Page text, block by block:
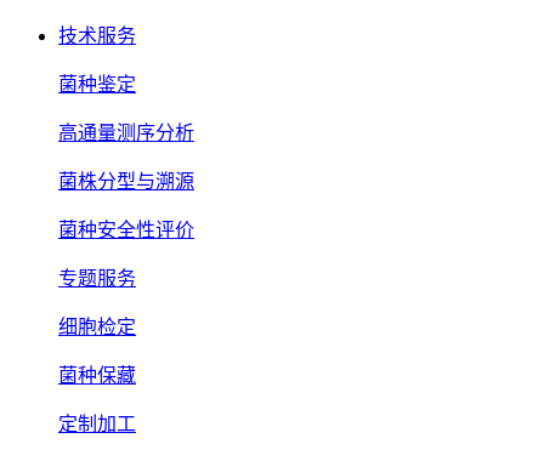
技术服务
菌种鉴定
高通量测序分析
菌株分型与溯源
菌种安全性评价
专题服务
细胞检定
菌种保藏
定制加工